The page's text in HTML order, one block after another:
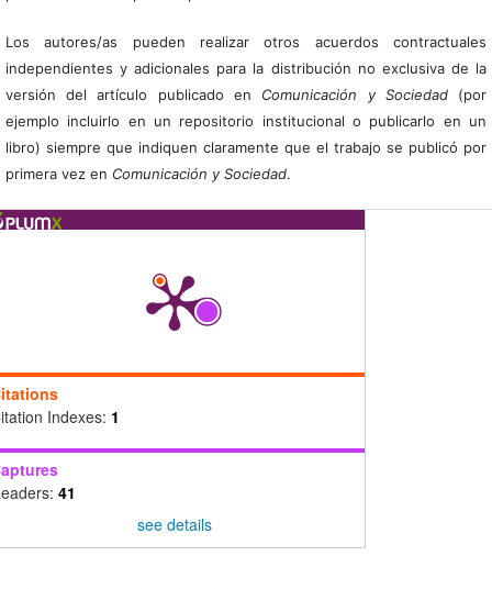
Los autores/as pueden realizar otros acuerdos contractuales
independientes y adicionales para la distribución no exclusiva de la
versión del artículo publicado en Comunicación y Sociedad(por
ejemplo incluirlo en un repositorio institucional o publicarlo en un
libro) siempre que indiquen claramente que el trabajo se publicó por
primera vez en Comunicación y Sociedad.
Indexes: 1
41
see details